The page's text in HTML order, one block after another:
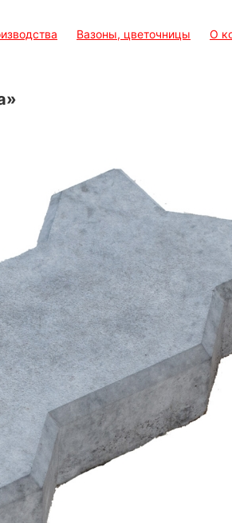
Вазоны, цветочницы О